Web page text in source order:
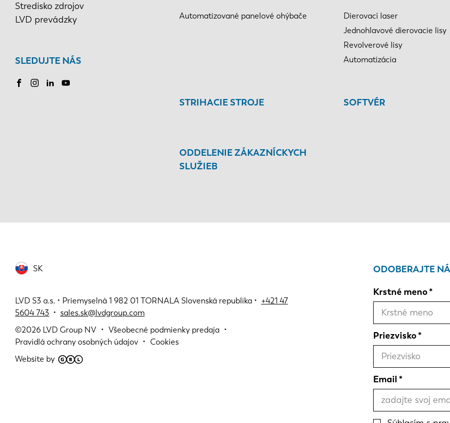
Stredisko zdrojov
LVD prevádzky
SLEDUJTE NÁS
Automatizované panelové ohýbače
Dierovací laser
Jednohlavové dierovacie lisy
Revolverové lisy
Automatizácia
STRIHACIE STROJE SOFTVÉR
ODDELENIE ZÁKAZNÍCKYCH
SLUŽIEB
SK
LVD S3 a.s. • Priemyselnà 1 982 01 TORNALA Slovenská republika • +421 47
5604 743 • sales.sk@lvdgroup.com
©2026 LVD Group NV
Všeobecné podmienky predaja
Pravidlá ochrany osobných údajov
Cookies
Website by
ODOBERAJTE
Krstné meno
Priezvisko
Email